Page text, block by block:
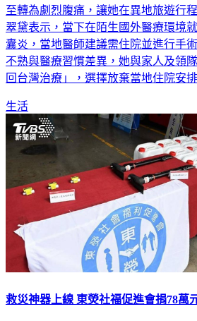
至轉為劇烈腹痛，讓她在異地旅遊行
翠黛表示，當下在陌生國外醫療環境
囊炎，當地醫師建議需住院並進行手
不熟與醫療習慣差異，她與家人及領
回台灣治療」，選擇放棄當地住院安
生活
救災神器上線 東熒社福促進會捐78萬